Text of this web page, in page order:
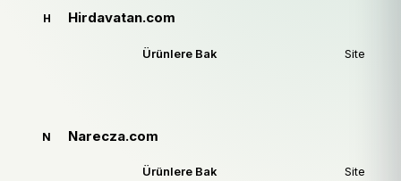
H Hirdavatan.com
Ürünlere Bak Site
N Narecza.com
Ürünlere Bak Site